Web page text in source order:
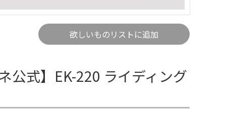
欲しいものリストに追加
公式】EK-220 ライディング